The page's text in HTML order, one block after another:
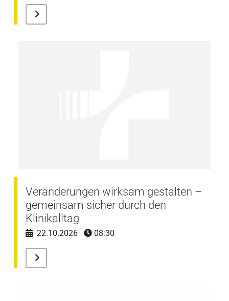
Veränderungen wirksam gestalten –
gemeinsam sicher durch den
Klinikalltag
22.10.2026 08:30